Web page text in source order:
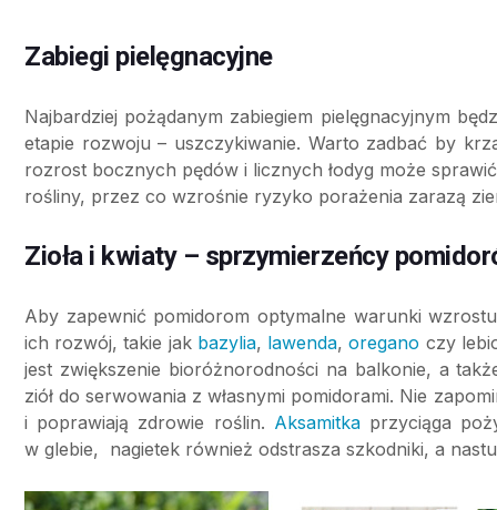
Zabiegi pielęgnacyjne
Najbardziej pożądanym zabiegiem pielęgnacyjnym
etapie rozwoju – uszczykiwanie. Warto zadbać by
rozrost bocznych pędów i licznych łodyg może
rośliny, przez co wzrośnie ryzyko porażenia zarazą
Zioła i kwiaty – sprzymierzeńcy
Aby zapewnić pomidorom optymalne warunki
ich rozwój, takie jak bazylia, lawenda,oregano czy
jest zwiększenie bioróżnorodności na balkonie, a
ziół do serwowania z własnymi pomidorami. Nie
i poprawiają zdrowie roślin. Aksamitkaprzyciąga
w glebie, nagietek również odstrasza szkodniki, a